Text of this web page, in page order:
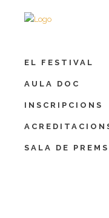
EL FESTIVAL
AULA DOC
INSCRIPCIONS
SALA DE
PREMI